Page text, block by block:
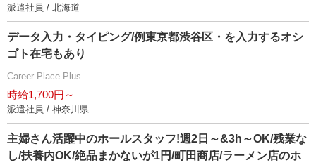
派遣社員 / 北海道
データ入力・タイピング/例東京都渋谷区・を入力するオシ
ゴト在宅もあり
Career Place Plus
時給1,700円～
派遣社員 / 神奈川県
主婦さん活躍中のホールスタッフ!週2日～&3h～OK/残業な
し/扶養内OK/絶品まかないが1円/町田商店/ラーメン店のホ